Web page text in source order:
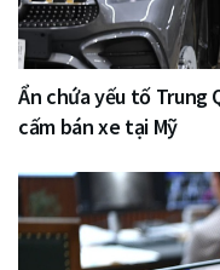
Ẩn chứa yếu tố Trung
cấm bán xe tại Mỹ